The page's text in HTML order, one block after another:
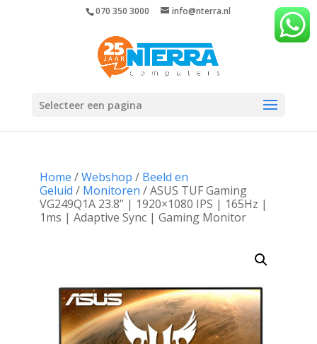
070 350 3000 info@nterra.nl
Selecteer een pagina
Home /Webshop / Beeld en
Geluid / Monitoren / ASUS TUF Gaming
VG249Q1A 23.8” | 1920×1080 IPS | 165Hz |
1ms | Adaptive Sync | Gaming Monitor